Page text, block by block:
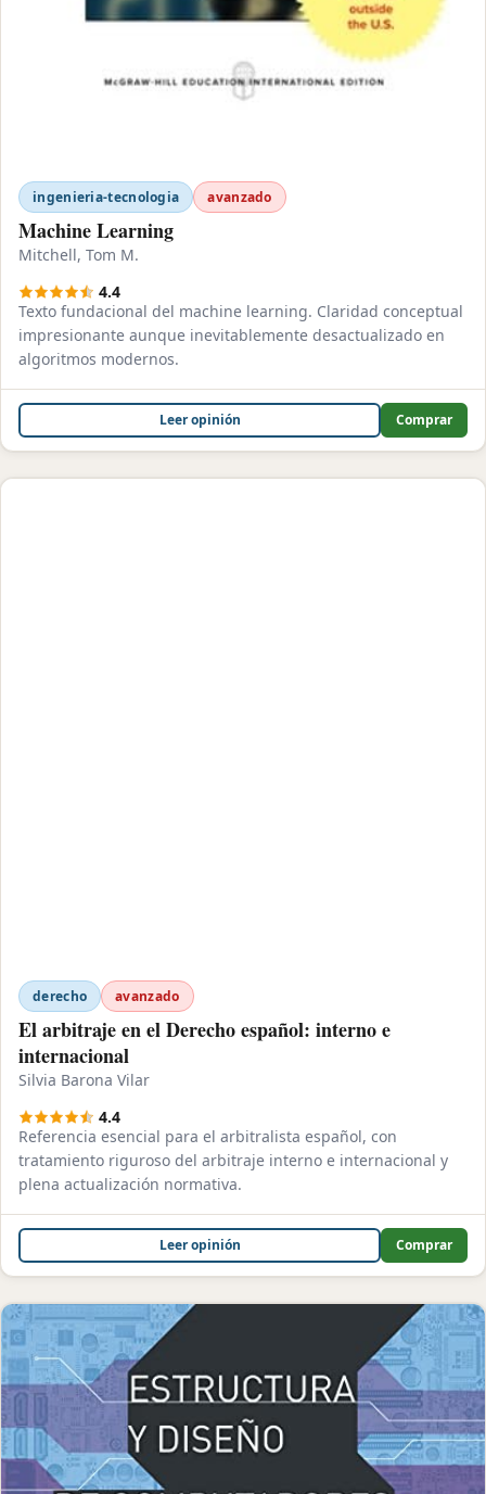
ingenieria-tecnologia avanzado
Machine Learning
Mitchell, Tom M.
4.4
Texto fundacional del machine learning. Claridad conceptual
impresionante aunque inevitablemente desactualizado en
algoritmos modernos.
Leer opinión Comprar
derecho avanzado
El arbitraje en el Derecho español: interno e
internacional
Silvia Barona Vilar
4.4
Referencia esencial para el arbitralista español, con
tratamiento riguroso del arbitraje interno e internacional y
plena actualización normativa.
Leer opinión Comprar